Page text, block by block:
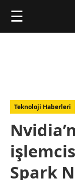
☰
Teknoloji Haberleri
Spark